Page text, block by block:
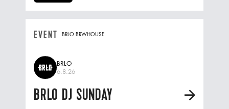
EVENT BRLO BRWHOUSE
BRLO
6.8.26
BRLO DJ SUNDAY A